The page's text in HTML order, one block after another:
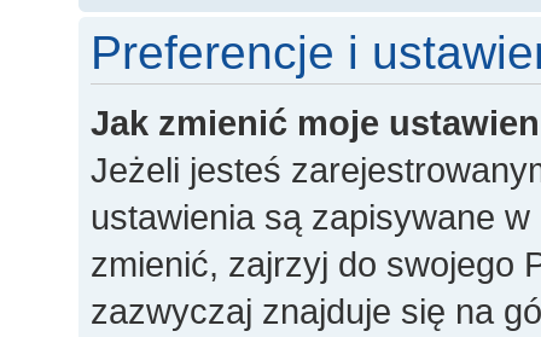
Preferencje i
Jak zmienić moje
Jeżeli jesteś
ustawienia są zapisywane
zmienić, zajrzyj do swojego
zazwyczaj znajduje się na